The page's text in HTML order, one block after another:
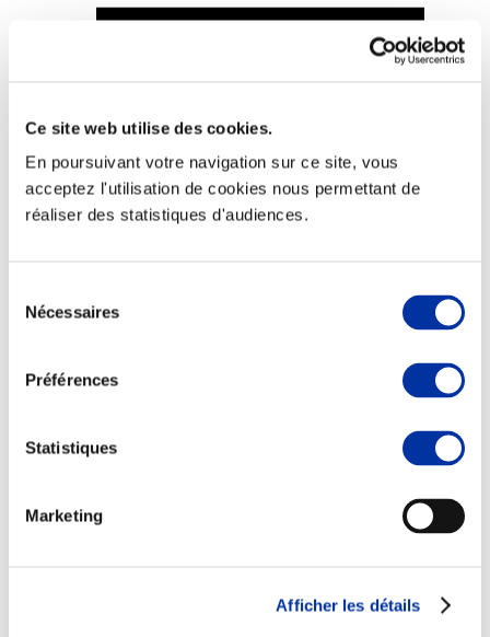
Ce site web utilise des cookies.
En poursuivant votre navigation sur ce site, vous
acceptez l'utilisation de cookies nous permettant de
réaliser des statistiques d'audiences.
Nécessaires
Préférences
Statistiques
Marketing
Afficher les détails
Viande et climat
Valorisation de l’herbe
Autonomie des élevages
Qualité air, eau, sols
Economie de ressources